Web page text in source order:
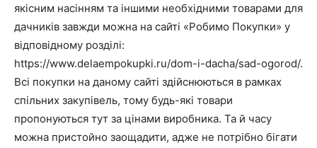
якісним насінням та іншими необхідними товарами для
дачників завжди можна на сайті «Робимо Покупки» у
відповідному розділі:
https://www.delaempokupki.ru/dom-i-dacha/sad-ogorod/.
Всі покупки на даному сайті здійснюються в рамках
спільних закупівель, тому будь-які товари
пропонуються тут за цінами виробника. Та й часу
можна пристойно заощадити, адже не потрібно бігати